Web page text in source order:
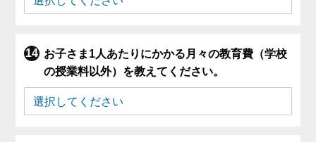
お子さま1人あたりにかかる月々の教育費（学校
の授業料以外）を教えてください。